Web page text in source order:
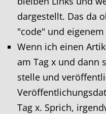
dargestellt. Das da
"code" und
Wenn ich einen
am Tag x und dann
stelle und
Tag x. Sprich,